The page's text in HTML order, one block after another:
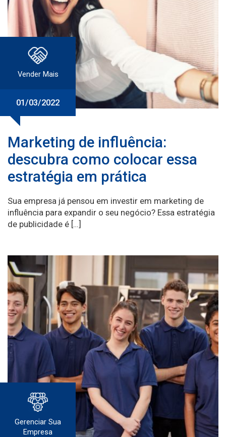
Vender Mais
01/03/2022
Marketing de influência:
descubra como colocar essa
estratégia em prática
Sua empresa já pensou em investir em marketing de
influência para expandir o seu negócio? Essa estratégia
de publicidade é […]
Gerenciar Sua
Empresa